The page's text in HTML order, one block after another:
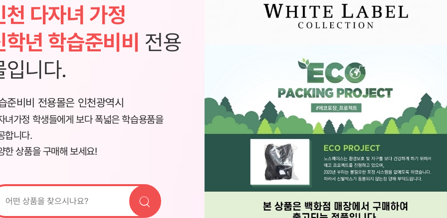
천 다자녀 가정
학년 학습준비비 전용
입니다.
준비비 전용몰은 인천광역시
녀가정 학생들에게 보다 폭넓은 학습용품을
합니다.
한 상품을 구매해 보세요!